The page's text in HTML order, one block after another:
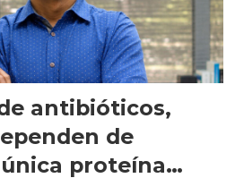
antibióticos,
de
proteína